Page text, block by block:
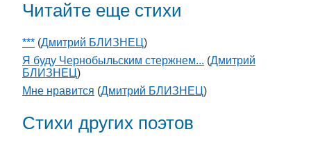
Читайте еще стихи
*** (Дмитрий БЛИЗНЕЦ)
Я буду Чернобыльским стержнем... (Дмитрий
БЛИЗНЕЦ)
Мне нравится (Дмитрий БЛИЗНЕЦ)
Стихи других поэтов